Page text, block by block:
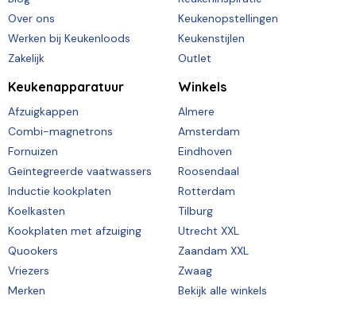
Over ons
Werken bij Keukenloods
Zakelijk
Keukenopstellingen
Keukenstijlen
Outlet
Keukenapparatuur
Afzuigkappen
Combi-magnetrons
Fornuizen
Geïntegreerde vaatwassers
Inductie kookplaten
Koelkasten
Kookplaten met afzuiging
Quookers
Vriezers
Merken
Winkels
Almere
Amsterdam
Eindhoven
Roosendaal
Rotterdam
Tilburg
Utrecht XXL
Zaandam XXL
Zwaag
Bekijk alle winkels